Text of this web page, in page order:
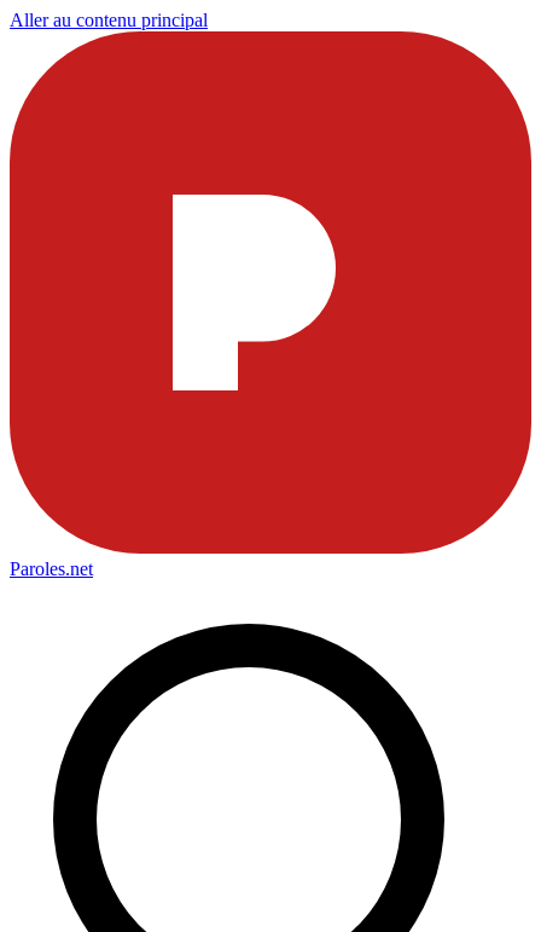
Aller au contenu principal
Paroles.net